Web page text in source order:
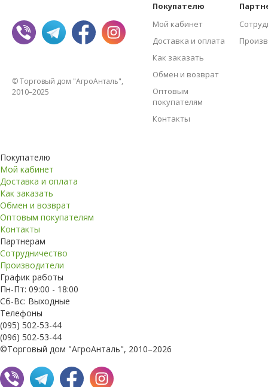
© Торговый дом "АгроАнталь",
2010–2025
Покупателю
Мой кабинет
Доставка и оплата
Как заказать
Обмен и возврат
Оптовым
покупателям
Контакты
Покупателю
Мой кабинет
Доставка и оплата
Как заказать
Обмен и возврат
Оптовым покупателям
Контакты
Партнерам
Сотрудничество
Производители
График работы
Пн-Пт: 09:00 - 18:00
Сб-Вс: Выходные
Телефоны
(095) 502-53-44
(096) 502-53-44
©Торговый дом "АгроАнталь", 2010–2026